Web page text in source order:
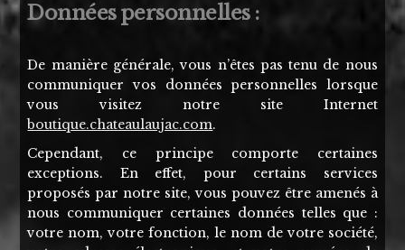
Données personnelles :
De manière générale, vous n’êtes pas tenu de nous
communiquer vos données personnelles lorsque
vous visitez notre site Internet
boutique.chateaulaujac.com.
Cependant, ce principe comporte certaines
exceptions. En effet, pour certains services
proposés par notre site, vous pouvez être amenés à
nous communiquer certaines données telles que :
votre nom, votre fonction, le nom de votre société,